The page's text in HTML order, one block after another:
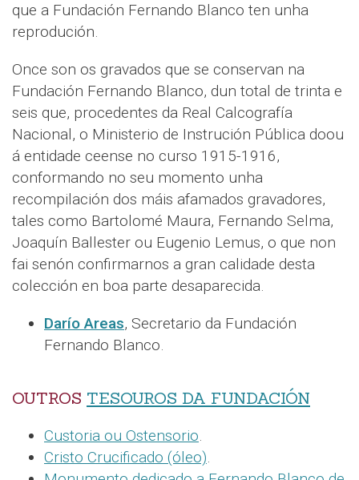
que a Fundación Fernando Blanco ten unha
reprodución.
Once son os gravados que se conservan na
Fundación Fernando Blanco, dun total de trinta e
seis que, procedentes da Real Calcografía
Nacional, o Ministerio de Instrución Pública doou
á entidade ceense no curso 1915-1916,
conformando no seu momento unha
recompilación dos máis afamados gravadores,
tales como Bartolomé Maura, Fernando Selma,
Joaquín Ballester ou Eugenio Lemus, o que non
fai senón confirmarnos a gran calidade desta
colección en boa parte desaparecida.
Darío Areas, Secretario da Fundación
Fernando Blanco.
OUTROS TESOUROS DA FUNDACIÓN
Custoria ou Ostensorio.
Cristo Crucificado (óleo).